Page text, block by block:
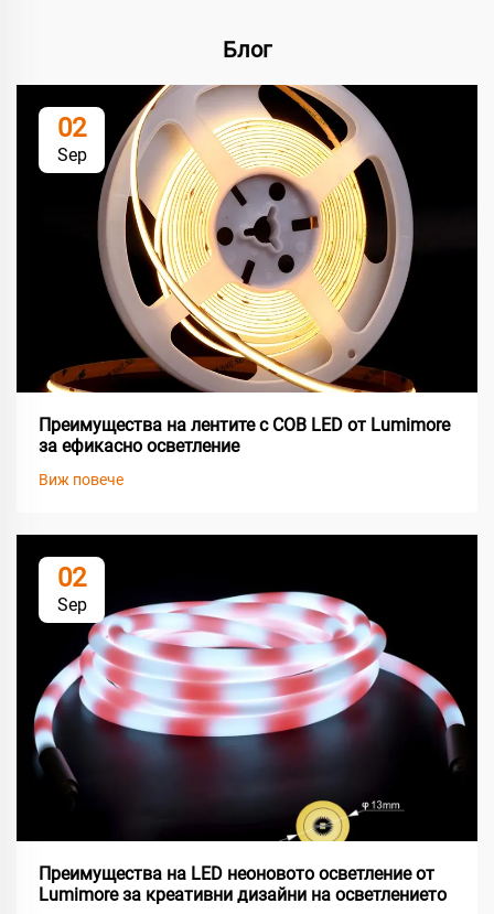
Блог
02
Sep
Преимущества на лентите с COB LED от Lumimore
за ефикасно осветление
Виж повече
02
Sep
Преимущества на LED неоновото осветление от
Lumimore за креативни дизайни на осветлението